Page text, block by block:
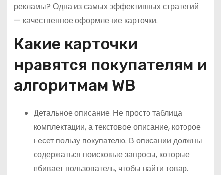
рекламы? Одна из самых эффективных стратегий
— качественное оформление карточки.
Какие карточки
нравятся покупателям и
алгоритмам WB
Детальное описание. Не просто таблица
комплектации, а текстовое описание, которое
несет пользу покупателю. В описании должны
содержаться поисковые запросы, которые
вбивает пользователь, чтобы найти товар.